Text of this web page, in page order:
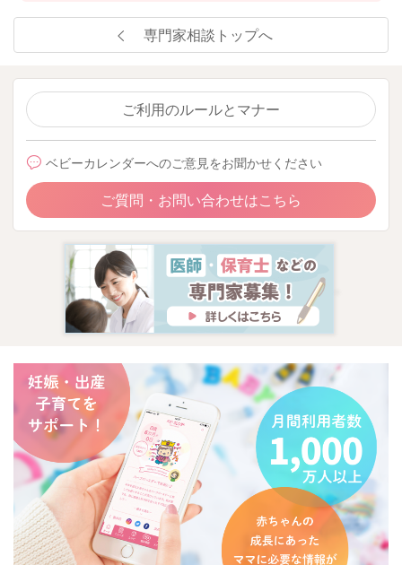
専門家相談トップへ
ご利用のルールとマナー
ベビーカレンダーへのご意見をお聞かせください
ご質問・お問い合わせはこちら